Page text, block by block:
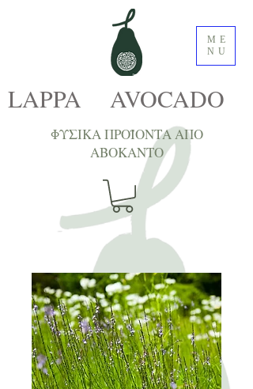
ME
NU
LAPPA AVOCADO
ΦΥΣΙΚΑ ΠΡΟΪΟΝΤΑ ΑΠΟ
ΑΒΟΚΑNTΟ